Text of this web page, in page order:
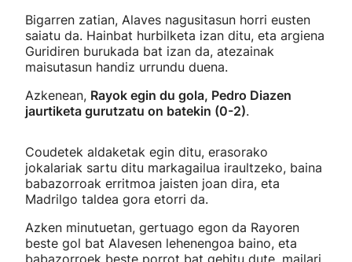
Bigarren zatian, Alaves nagusitasun horri eusten
saiatu da. Hainbat hurbilketa izan ditu, eta argiena
Guridiren burukada bat izan da, atezainak
maisutasun handiz urrundu duena.
Azkenean, Rayok egin du gola, Pedro Diazen
jaurtiketa gurutzatu on batekin (0-2).
Coudetek aldaketak egin ditu, erasorako
jokalariak sartu ditu markagailua iraultzeko, baina
babazorroak erritmoa jaisten joan dira, eta
Madrilgo taldea gora etorri da.
Azken minutuetan, gertuago egon da Rayoren
beste gol bat Alavesen lehenengoa baino, eta
babazorroek beste porrot bat gehitu dute, mailari